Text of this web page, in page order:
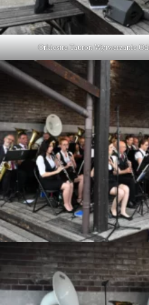
Orkiestra Tauron Wytwarzanie